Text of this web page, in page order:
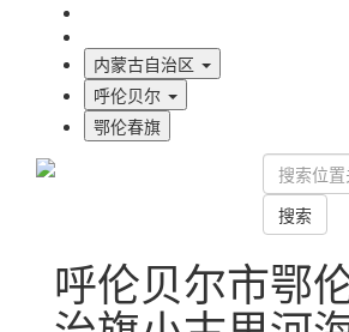
内蒙古自治区
呼伦贝尔
鄂伦春旗
搜索
呼伦贝尔市鄂